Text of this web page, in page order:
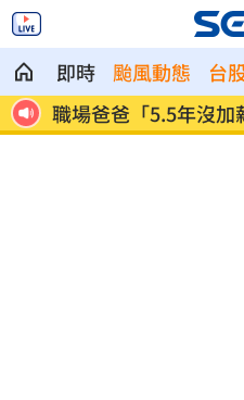
即時 颱風動態 台
曝 蘋果砍價失敗！長鑫